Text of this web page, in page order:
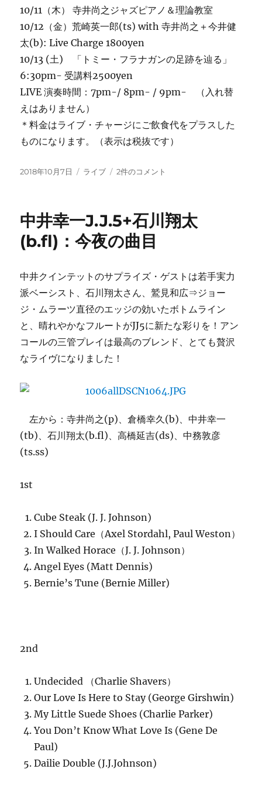
10/11（木） 寺井尚之ジャズピアノ＆理論教室
10/12（金）荒崎英一郎(ts) with 寺井尚之＋今井健
太(b): Live Charge 1800yen
10/13 (土) 「トミー・フラナガンの足跡を辿る」
6:30pm- 受講料2500yen
LIVE 演奏時間：7pm-/ 8pm- / 9pm- （入れ替
えはありません）
＊料金はライブ・チャージにご飲食代をプラスした
ものになります。（表示は税抜です）
投
2018年10月7日
カ
ー
ライブ
今
案
内
「ト
フ
ラ
ナ
ン
の
足
辿
(土)
に！
へ
2件のコメント
中井幸一J.J.5+石川翔太
(b.fl)：今夜の曲目
中井クインテットのサプライズ・ゲストは若手実力
派ベーシスト、石川翔太さん、鷲見和広⇒ジョー
ジ・ムラーツ直径のエッジの効いたボトムライン
と、晴れやかなフルートがJJ5に新たな彩りを！アン
コールの三管プレイは最高のブレンド、とても贅沢
なライヴになりました！
左から：寺井尚之(p)、倉橋幸久(b)、中井幸一
(tb)、石川翔太(b.fl)、高橋延吉(ds)、中務敦彦
(ts.ss)
1st
Cube Steak (J. J. Johnson)
I Should Care（Axel Stordahl, Paul Weston）
In Walked Horace（J. J. Johnson）
Angel Eyes (Matt Dennis)
Bernie’s Tune (Bernie Miller)
2nd
Undecided （Charlie Shavers）
Our Love Is Here to Stay (George Girshwin)
My Little Suede Shoes (Charlie Parker)
You Don’t Know What Love Is (Gene De
Paul)
Dailie Double (J.J.Johnson)